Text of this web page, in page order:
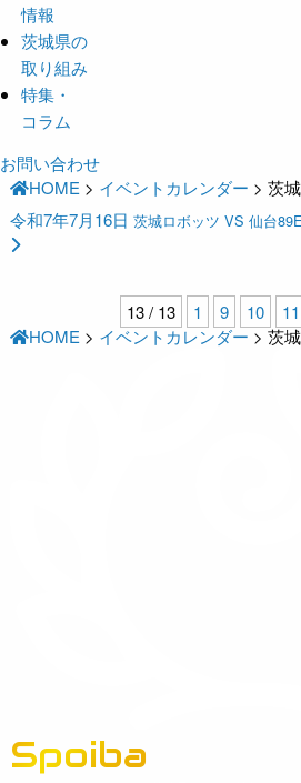
情報
茨城県の
取り組み
特集・
コラム
お問い合わせ
HOME > イベントカレンダー >茨
令和7年7月16日 茨城ロボッツ VS 仙台
13 / 13 1 9 10 11
HOME > イベントカレンダー >茨
Spoiba